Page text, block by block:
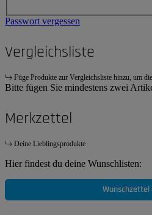
Passwort vergessen
Vergleichsliste
Füge Produkte zur Vergleichsliste hinzu, um
Bitte fügen Sie mindestens zwei
Merkzettel
Deine Lieblingsprodukte
Hier findest du deine Wunschlisten: